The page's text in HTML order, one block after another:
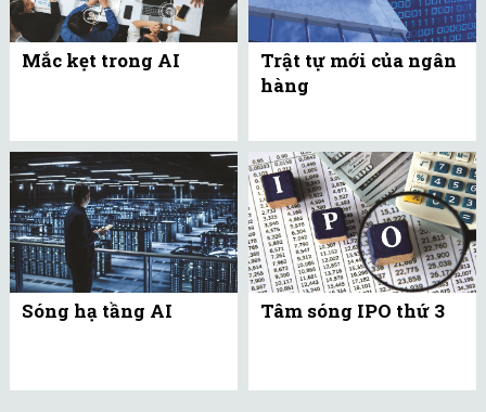
Mắc kẹt trong AI
Trật tự mới của ngân
hàng
Sóng hạ tầng AI Tâm sóng IPO thứ 3